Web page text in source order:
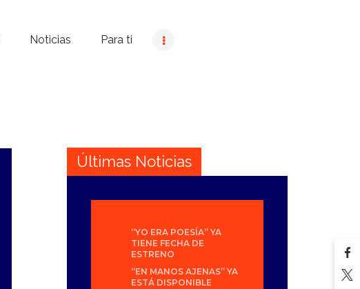
Noticias Para ti
Últimas Noticias
“YO ERA POESÍA” YA
TIENE FECHA DE
ESTRENO
“EN MANOS AJENAS” YA
ESTÁ DISPONIBLE